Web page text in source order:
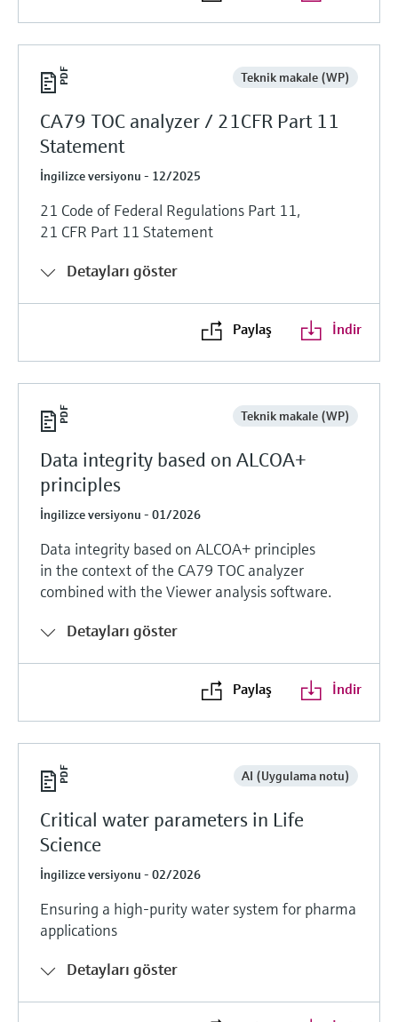
Teknik makale (WP)
CA79 TOC analyzer / 21CFR Part 11
Statement
İngilizce versiyonu - 12/2025
21 Code of Federal Regulations Part 11,
21 CFR Part 11 Statement
Detayları göster
Paylaş İndir
Teknik makale (WP)
Data integrity based on ALCOA+
principles
İngilizce versiyonu - 01/2026
Data integrity based on ALCOA+ principles
in the context of the CA79 TOC analyzer
combined with the Viewer analysis software.
Detayları göster
Paylaş İndir
AI (Uygulama notu)
Critical water parameters in Life
Science
İngilizce versiyonu - 02/2026
Ensuring a high-purity water system for pharma
applications
Detayları göster